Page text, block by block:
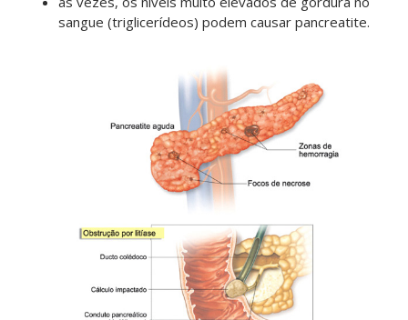
sangue (triglicerídeos) podem causar pancreatite.